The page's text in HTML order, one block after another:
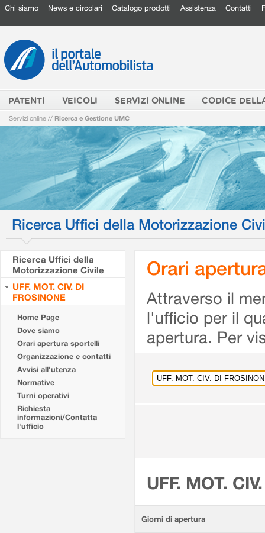
Chi siamo News e circolari Catalogo prodotti Assistenza Contatti
PATENTI VEICOLI SERVIZI ONLINE CODICE
Servizi online // Ricerca e Gestione UMC
Ricerca Uffici della Motorizzazione
Ricerca Uffici della
Motorizzazione Civile
UFF. MOT. CIV. DI
FROSINONE
Home Page
Dove siamo
Orari apertura sportelli
Organizzazione e contatti
Avvisi all'utenza
Normative
Turni operativi
Richiesta
informazioni/Contatta
l'ufficio
Orari
Attraverso il
l'ufficio per il
apertura. Per
UFF. MOT.
Giorni di apertura